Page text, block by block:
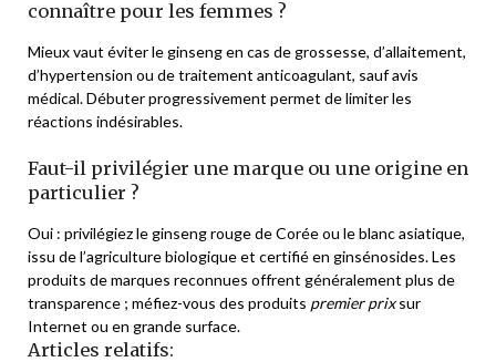
connaître pour les femmes ?
Mieux vaut éviter le ginseng en cas de grossesse, d’allaitement,
d’hypertension ou de traitement anticoagulant, sauf avis
médical. Débuter progressivement permet de limiter les
réactions indésirables.
Faut-il privilégier une marque ou une origine en
particulier ?
Oui : privilégiez le ginseng rouge de Corée ou le blanc asiatique,
issu de l’agriculture biologique et certifié en ginsénosides. Les
produits de marques reconnues offrent généralement plus de
transparence ; méfiez-vous des produits premier prixsur
Internet ou en grande surface.
Articles relatifs: